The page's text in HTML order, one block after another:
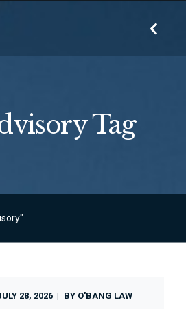
Tag
28, 2026 BY O'BANG LAW